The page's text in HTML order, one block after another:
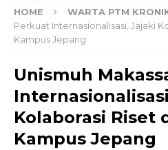
HOME WARTA PTM
Perkuat Internasionalisasi, Jajaki
Kampus Jepang
Unismuh
Kolaborasi Riset
Kampus Jepang